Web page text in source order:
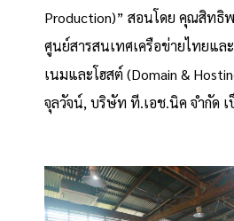
Production)” สอนโดย คุณสิทธิ
ศูนย์สารสนเทศเครือข่ายไทยแล
เนมและโฮสต์ (Domain &
จุลวัจน์, บริษัท ที.เอช.นิค จำกัด